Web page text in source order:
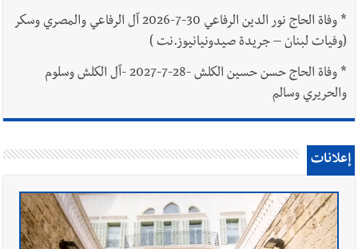
*
وفاة الحاج نور الدين الرفاعي 30-7-2026 آل الرفاعي والمصري وسكر
(وفيات لبنان – جريدة صيدونيانيوز.نت )
*
وفاة الحاج حسن حسين الكلش -28-7-2027 -آل الكلش وسلوم
والحريري وسالم
إعلانات